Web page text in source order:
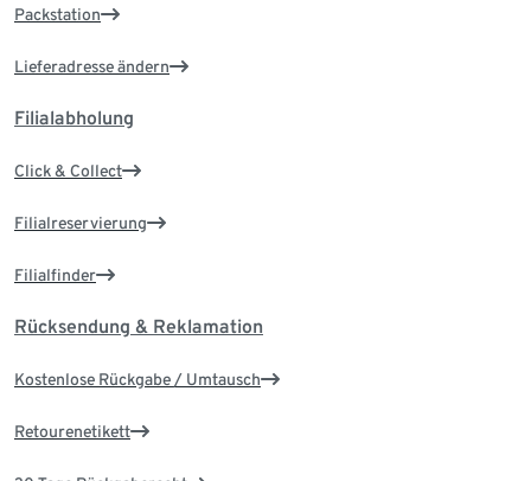
Packstation
Lieferadresse ändern
Filialabholung
Click & Collect
Filialreservierung
Filialfinder
Rücksendung & Reklamation
Kostenlose Rückgabe / Umtausch
Retourenetikett